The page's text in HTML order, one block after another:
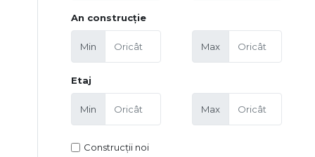
An construcție
Min Max
Etaj
Min Max
Construcții noi